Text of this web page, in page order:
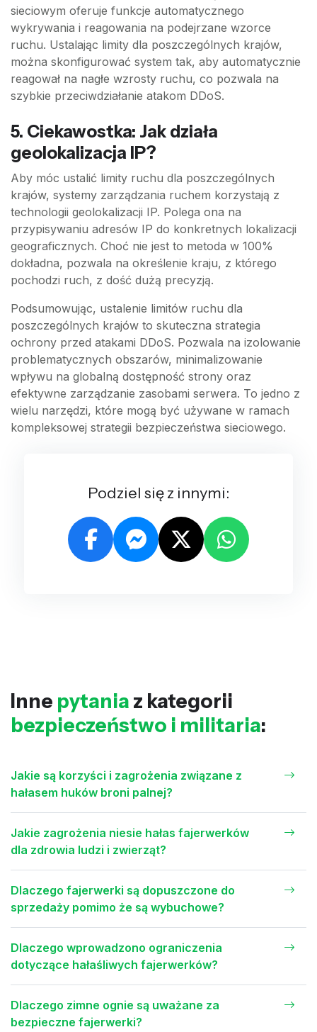
sieciowym oferuje funkcje automatycznego
wykrywania i reagowania na podejrzane wzorce
ruchu. Ustalając limity dla poszczególnych krajów,
można skonfigurować system tak, aby automatycznie
reagował na nagłe wzrosty ruchu, co pozwala na
szybkie przeciwdziałanie atakom DDoS.
5. Ciekawostka: Jak działa
geolokalizacja IP?
Aby móc ustalić limity ruchu dla poszczególnych
krajów, systemy zarządzania ruchem korzystają z
technologii geolokalizacji IP. Polega ona na
przypisywaniu adresów IP do konkretnych lokalizacji
geograficznych. Choć nie jest to metoda w 100%
dokładna, pozwala na określenie kraju, z którego
pochodzi ruch, z dość dużą precyzją.
Podsumowując, ustalenie limitów ruchu dla
poszczególnych krajów to skuteczna strategia
ochrony przed atakami DDoS. Pozwala na izolowanie
problematycznych obszarów, minimalizowanie
wpływu na globalną dostępność strony oraz
efektywne zarządzanie zasobami serwera. To jedno z
wielu narzędzi, które mogą być używane w ramach
kompleksowej strategii bezpieczeństwa sieciowego.
Podziel się z innymi:
Inne pytania z kategorii
bezpieczeństwo i militaria:
Jakie są korzyści i zagrożenia związane z
hałasem huków broni palnej?
Jakie zagrożenia niesie hałas fajerwerków
dla zdrowia ludzi i zwierząt?
Dlaczego fajerwerki są dopuszczone do
sprzedaży pomimo że są wybuchowe?
Dlaczego wprowadzono ograniczenia
dotyczące hałaśliwych fajerwerków?
Dlaczego zimne ognie są uważane za
bezpieczne fajerwerki?